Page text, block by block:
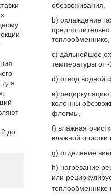
обезвоживания,
b) охлаждение
теплообменнике,
с) дальнейшее
температуры от
d) отвод водной
е) рециркуляцию
колонны
флегмы,
f) влажная
влажной очистки
g) отделение
h) нагревание
или
для
до